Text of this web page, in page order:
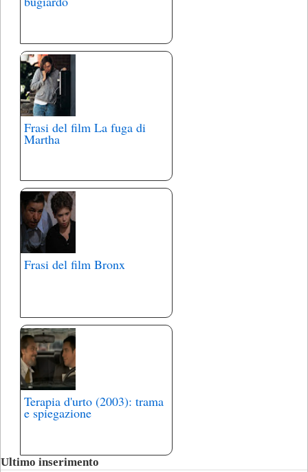
Frasi del film La fuga di
Martha
Frasi del film Bronx
Terapia d'urto (2003): trama
e spiegazione
Ultimo inserimento